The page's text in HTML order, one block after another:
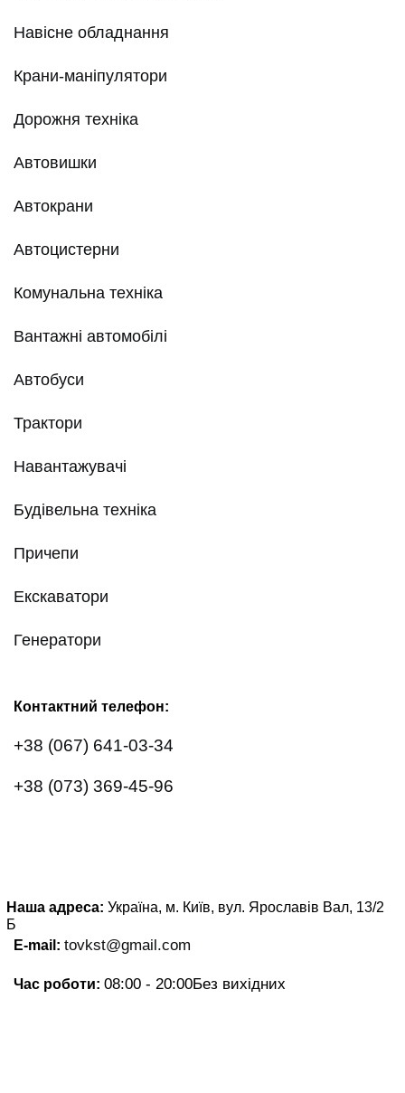
Навісне обладнання
Крани-маніпулятори
Дорожня техніка
Автовишки
Автокрани
Автоцистерни
Комунальна техніка
Вантажні автомобілі
Автобуси
Трактори
Навантажувачі
Будівельна техніка
Причепи
Екскаватори
Генератори
Контактний телефон:
+38 (067) 641-03-34
+38 (073) 369-45-96
Наша адреса: Україна, м. Київ, вул. Ярославів Вал, 13/2
Б
E-mail: tovkst@gmail.com
Час роботи: 08:00 - 20:00Без вихідних